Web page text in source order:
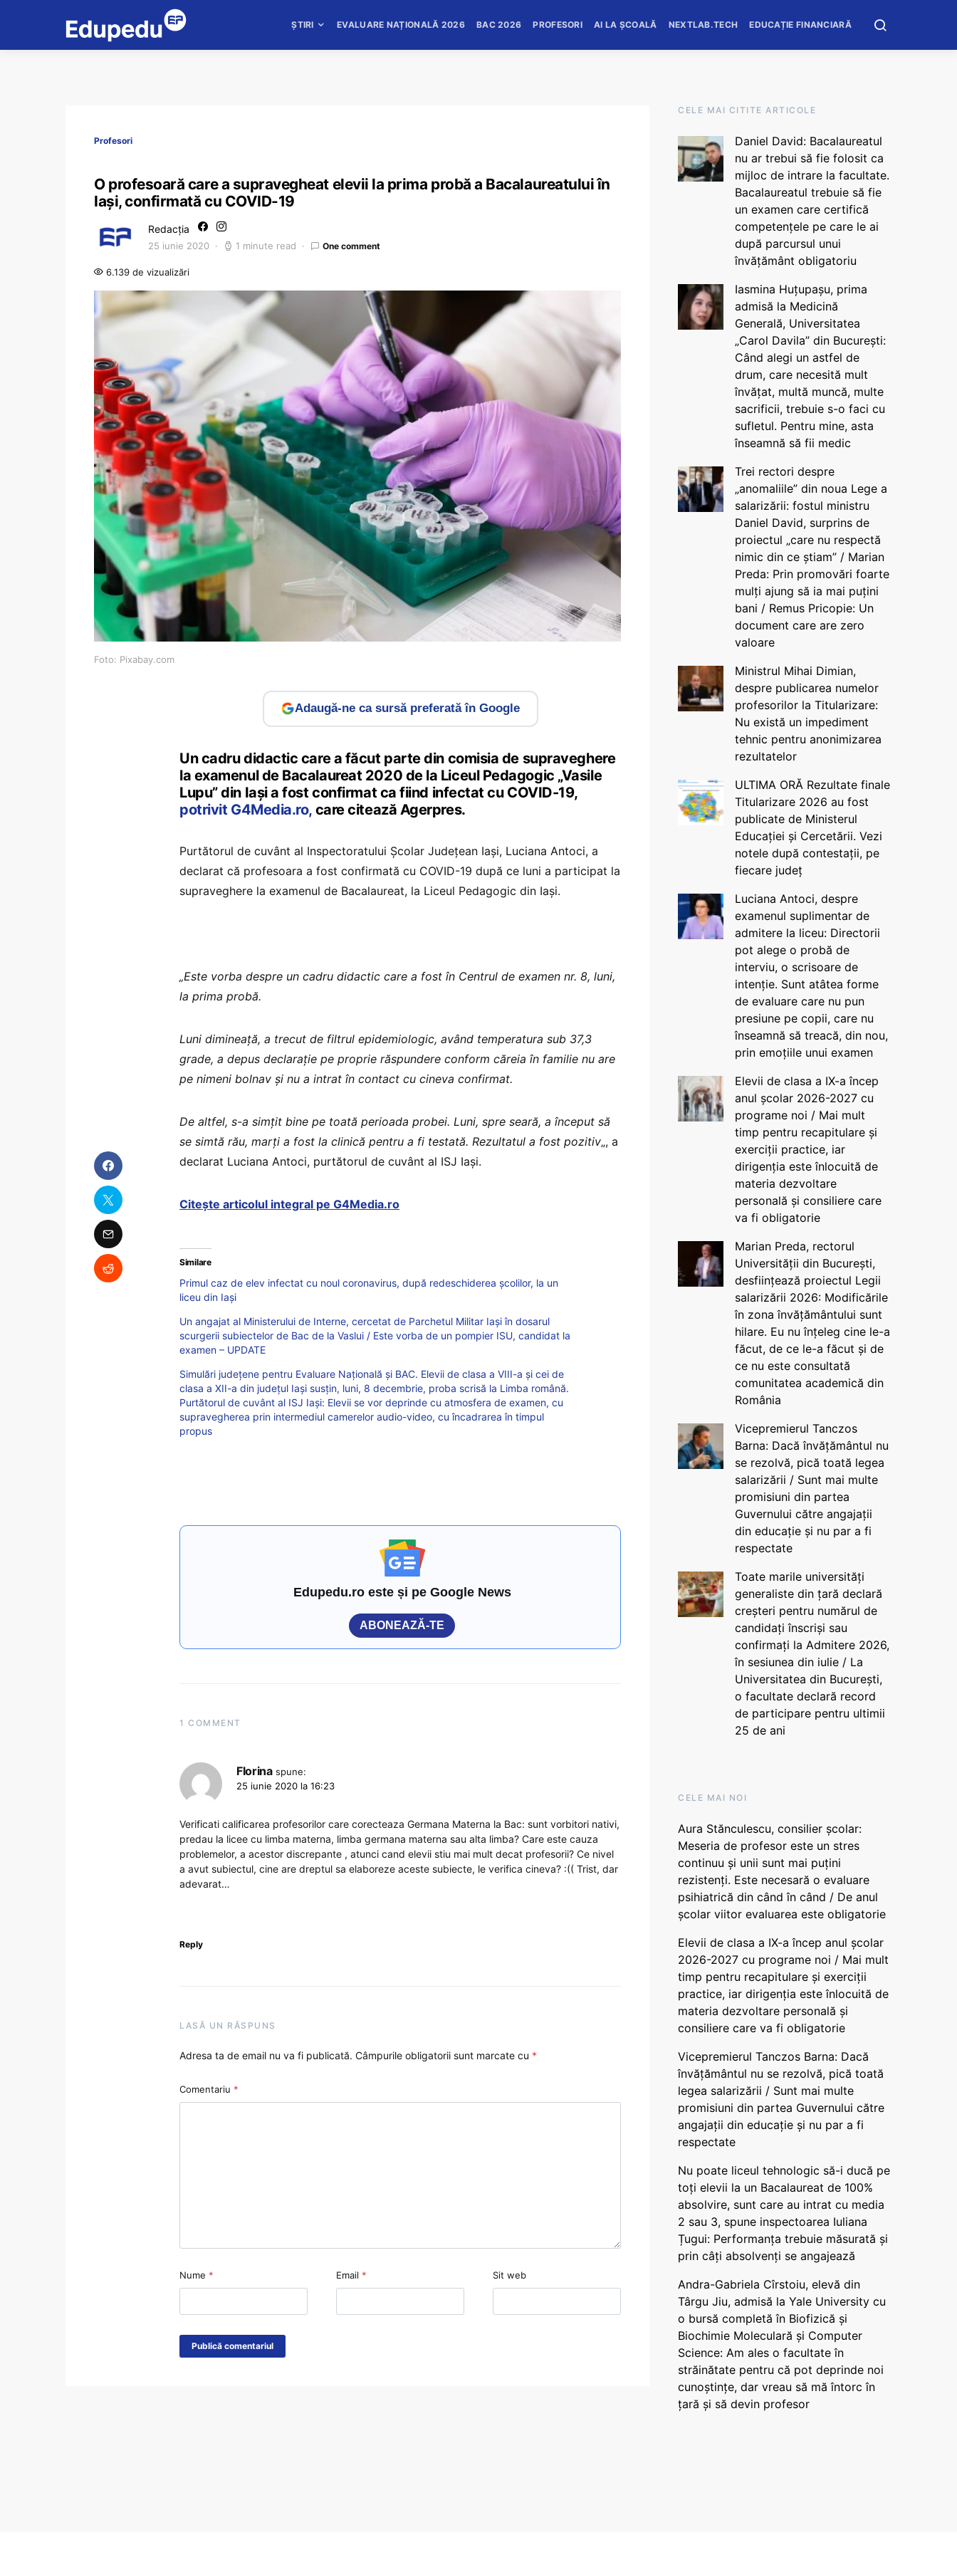
ȘTIRI EVALUARE NAȚIONALĂ 2026 BAC 2026 PROFESORI AI LA ȘCOALĂ NEXTLAB.TECH EDUCAȚIE FINANCIARĂ
Profesori
O profesoară care a supravegheat elevii la prima probă a Bacalaureatului în
Iași, confirmată cu COVID-19
Redacția
25 iunie 2020 1 minute read One comment
6.139 de vizualizări
Foto: Pixabay.com
Adaugă-ne ca sursă preferată în Google
Un cadru didactic care a făcut parte din comisia de supraveghere
la examenul de Bacalaureat 2020 de la Liceul Pedagogic „Vasile
Lupu” din Iaşi a fost confirmat ca fiind infectat cu COVID-19,
potrivit G4Media.ro, care citează Agerpres.
Purtătorul de cuvânt al Inspectoratului Şcolar Judeţean Iaşi, Luciana Antoci, a
declarat că profesoara a fost confirmată cu COVID-19 după ce luni a participat la
supraveghere la examenul de Bacalaureat, la Liceul Pedagogic din Iaşi.
„Este vorba despre un cadru didactic care a fost în Centrul de examen nr. 8, luni,
la prima probă.
Luni dimineaţă, a trecut de filtrul epidemiologic, având temperatura sub 37,3
grade, a depus declaraţie pe proprie răspundere conform căreia în familie nu are
pe nimeni bolnav şi nu a intrat în contact cu cineva confirmat.
De altfel, s-a simţit bine pe toată perioada probei. Luni, spre seară, a început să
se simtă rău, marţi a fost la clinică pentru a fi testată. Rezultatul a fost pozitiv„, a
declarat Luciana Antoci, purtătorul de cuvânt al ISJ Iaşi.
Citeşte articolul integral pe G4Media.ro
Similare
Primul caz de elev infectat cu noul coronavirus, după redeschiderea școlilor, la un
liceu din Iași
Un angajat al Ministerului de Interne, cercetat de Parchetul Militar Iași în dosarul
scurgerii subiectelor de Bac de la Vaslui / Este vorba de un pompier ISU, candidat la
examen – UPDATE
Simulări județene pentru Evaluare Națională și BAC. Elevii de clasa a VIII-a și cei de
clasa a XII-a din județul Iași susțin, luni, 8 decembrie, proba scrisă la Limba română.
Purtătorul de cuvânt al ISJ Iași: Elevii se vor deprinde cu atmosfera de examen, cu
supravegherea prin intermediul camerelor audio-video, cu încadrarea în timpul
propus
Edupedu.ro este și pe Google News
ABONEAZĂ-TE
1 COMMENT
Florina spune:
25 iunie 2020 la 16:23
Verificati calificarea profesorilor care corecteaza Germana Materna la Bac: sunt vorbitori nativi,
predau la licee cu limba materna, limba germana materna sau alta limba? Care este cauza
problemelor, a acestor discrepante , atunci cand elevii stiu mai mult decat profesorii? Ce nivel
a avut subiectul, cine are dreptul sa elaboreze aceste subiecte, le verifica cineva? :(( Trist, dar
adevarat…
Reply
LASĂ UN RĂSPUNS
Adresa ta de email nu va fi publicată. Câmpurile obligatorii sunt marcate cu *
Comentariu *
Nume * Email * Sit web
CELE MAI CITITE ARTICOLE
Daniel David: Bacalaureatul
nu ar trebui să fie folosit ca
mijloc de intrare la facultate.
Bacalaureatul trebuie să fie
un examen care certifică
competențele pe care le ai
după parcursul unui
învățământ obligatoriu
Iasmina Huțupașu, prima
admisă la Medicină
Generală, Universitatea
„Carol Davila” din București:
Când alegi un astfel de
drum, care necesită mult
învățat, multă muncă, multe
sacrificii, trebuie s-o faci cu
sufletul. Pentru mine, asta
înseamnă să fii medic
Trei rectori despre
„anomaliile” din noua Lege a
salarizării: fostul ministru
Daniel David, surprins de
proiectul „care nu respectă
nimic din ce știam” / Marian
Preda: Prin promovări foarte
mulți ajung să ia mai puțini
bani / Remus Pricopie: Un
document care are zero
valoare
Ministrul Mihai Dimian,
despre publicarea numelor
profesorilor la Titularizare:
Nu există un impediment
tehnic pentru anonimizarea
rezultatelor
ULTIMA ORĂ Rezultate finale
Titularizare 2026 au fost
publicate de Ministerul
Educației și Cercetării. Vezi
notele după contestații, pe
fiecare județ
Luciana Antoci, despre
examenul suplimentar de
admitere la liceu: Directorii
pot alege o probă de
interviu, o scrisoare de
intenție. Sunt atâtea forme
de evaluare care nu pun
presiune pe copii, care nu
înseamnă să treacă, din nou,
prin emoțiile unui examen
Elevii de clasa a IX-a încep
anul școlar 2026-2027 cu
programe noi / Mai mult
timp pentru recapitulare și
exerciții practice, iar
dirigenția este înlocuită de
materia dezvoltare
personală și consiliere care
va fi obligatorie
Marian Preda, rectorul
Universității din București,
desființează proiectul Legii
salarizării 2026: Modificările
în zona învățământului sunt
hilare. Eu nu înțeleg cine le-a
făcut, de ce le-a făcut și de
ce nu este consultată
comunitatea academică din
România
Vicepremierul Tanczos
Barna: Dacă învățământul nu
se rezolvă, pică toată legea
salarizării / Sunt mai multe
promisiuni din partea
Guvernului către angajații
din educație și nu par a fi
respectate
Toate marile universități
generaliste din țară declară
creșteri pentru numărul de
candidați înscriși sau
confirmați la Admitere 2026,
în sesiunea din iulie / La
Universitatea din București,
o facultate declară record
de participare pentru ultimii
25 de ani
CELE MAI NOI
Aura Stănculescu, consilier școlar:
Meseria de profesor este un stres
continuu și unii sunt mai puțini
rezistenți. Este necesară o evaluare
psihiatrică din când în când / De anul
școlar viitor evaluarea este obligatorie
Elevii de clasa a IX-a încep anul școlar
2026-2027 cu programe noi / Mai mult
timp pentru recapitulare și exerciții
practice, iar dirigenția este înlocuită de
materia dezvoltare personală și
consiliere care va fi obligatorie
Vicepremierul Tanczos Barna: Dacă
învățământul nu se rezolvă, pică toată
legea salarizării / Sunt mai multe
promisiuni din partea Guvernului către
angajații din educație și nu par a fi
respectate
Nu poate liceul tehnologic să-i ducă pe
toți elevii la un Bacalaureat de 100%
absolvire, sunt care au intrat cu media
2 sau 3, spune inspectoarea Iuliana
Țugui: Performanța trebuie măsurată și
prin câți absolvenți se angajează
Andra-Gabriela Cîrstoiu, elevă din
Târgu Jiu, admisă la Yale University cu
o bursă completă în Biofizică și
Biochimie Moleculară și Computer
Science: Am ales o facultate în
străinătate pentru că pot deprinde noi
cunoștințe, dar vreau să mă întorc în
țară și să devin profesor